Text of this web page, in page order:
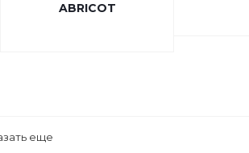
ABRICOT
еще